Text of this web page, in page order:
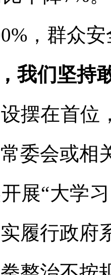
，群众
我们坚持
摆在首位
常委会或
展“大学
履行政府